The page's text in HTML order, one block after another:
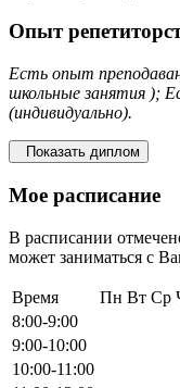
Опыт
Есть опыт
школьные занятия );
(индивидуально).
Показать диплом
Мое расписание
В расписании
может заниматься с
Время Пн Вт Ср
8:00-9:00
9:00-10:00
10:00-11:00